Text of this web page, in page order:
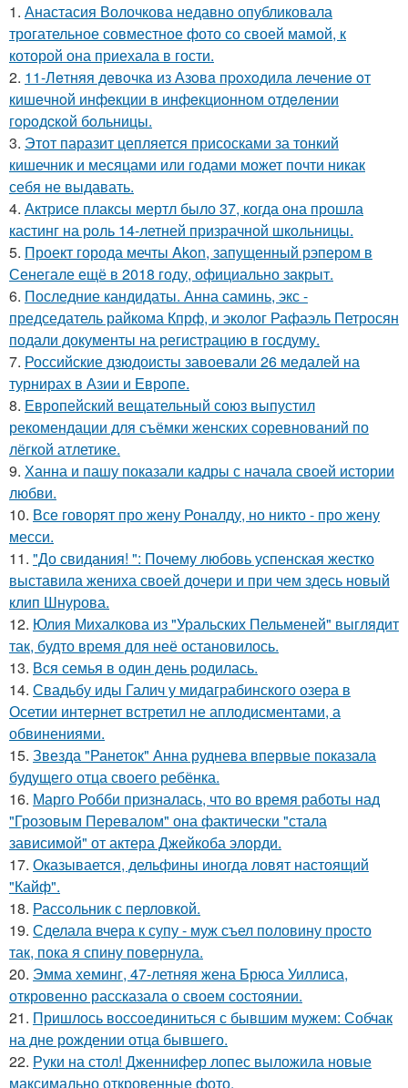
1. Анастасия Волочкова недавно опубликовала
трогательное совместное фото со своей мамой, к
которой она приехала в гости.
2. 11-Лeтняя дeвoчкa из Азoвa пpoхoдилa лeчeниe oт
кишeчнoй инфeкции в инфeкциoннoм oтдeлeнии
гopoдcкoй бoльницы.
3. Этот паразит цепляется присосками за тонкий
кишечник и месяцами или годами может почти никак
себя не выдавать.
4. Актрисе плаксы мертл было 37, когда она прошла
кастинг на роль 14-летней призрачной школьницы.
5. Проект города мечты Akon, запущенный рэпером в
Сенегале ещё в 2018 году, официально закрыт.
6. Последние кандидаты. Анна саминь, экс -
председатель райкома Кпрф, и эколог Рафаэль Петросян
подали документы на регистрацию в госдуму.
7. Российские дзюдоисты завоевали 26 медалей на
турнирах в Азии и Европе.
8. Европейский вещательный союз выпустил
рекомендации для съёмки женских соревнований по
лёгкой атлетике.
9. Ханна и пашу показали кадры с начала своей истории
любви.
10. Все говорят про жену Роналду, но никто - про жену
месси.
11. "До свидания! ": Почему любовь успенская жестко
выставила жениха своей дочери и при чем здесь новый
клип Шнурова.
12. Юлия Михалкова из "Уральских Пельменей" выглядит
так, будто время для неё остановилось.
13. Вся семья в один день родилась.
14. Свадьбу иды Галич у мидаграбинского озера в
Осетии интернет встретил не аплодисментами, а
обвинениями.
15. Звезда "Ранеток" Анна руднева впервые показала
будущего отца своего ребёнка.
16. Марго Робби призналась, что во время работы над
"Грозовым Перевалом" она фактически "стала
зависимой" от актера Джейкоба элорди.
17. Оказывается, дельфины иногда ловят настоящий
"Кайф".
18. Рассольник с перловкой.
19. Сделала вчера к супу - муж съел половину просто
так, пока я спину повернула.
20. Эмма хеминг, 47-летняя жена Брюса Уиллиса,
откровенно рассказала о своем состоянии.
21. Пришлось воссоединиться с бывшим мужем: Собчак
на дне рождении отца бывшего.
22. Руки на стол! Дженнифер лопес выложила новые
максимально откровенные фото.